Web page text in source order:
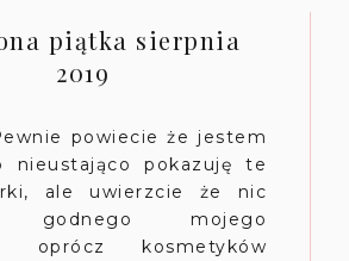
piątka sierpnia
2019
powiecie że jestem
nieustająco pokazuję te
ale uwierzcie że nic
godnego mojego
oprócz kosmetyków